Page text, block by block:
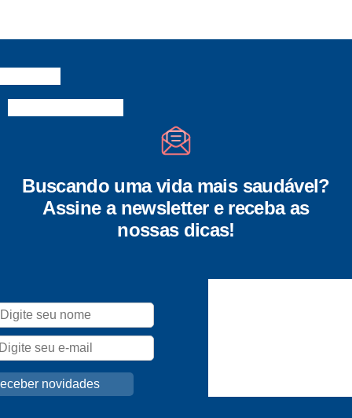
Buscando uma vida mais saudável?
Assine a newsletter e receba as
nossas dicas!